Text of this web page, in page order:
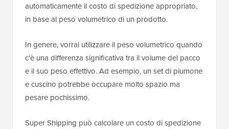
automaticamente il costo di spedizione appropriato,
in base al peso volumetrico di un prodotto.
In genere, vorrai utilizzare il peso volumetrico quando
c'è una differenza significativa tra il volume del pacco
e il suo peso effettivo. Ad esempio, un set di piumone
e cuscino potrebbe occupare molto spazio ma
pesare pochissimo.
Super Shipping può calcolare un costo di spedizione